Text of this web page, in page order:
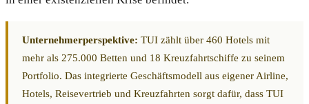
Unternehmerperspektive: TUI zählt über 460 Hotels mit
mehr als 275.000 Betten und 18 Kreuzfahrtschiffe zu seinem
Portfolio. Das integrierte Geschäftsmodell aus eigener Airline,
Hotels, Reisevertrieb und Kreuzfahrten sorgt dafür, dass TUI